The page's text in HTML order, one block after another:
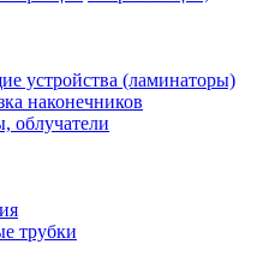
устройства (ламинаторы)
наконечников
облучатели
трубки